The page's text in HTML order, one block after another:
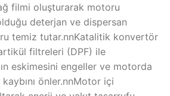
filmi oluşturarak motoru
deterjan ve dispersan
temiz tutar.nnKatalitik konvertör
filtreleri (DPF) ile
eskimesini engeller ve motorda
önler.nnMotor içi